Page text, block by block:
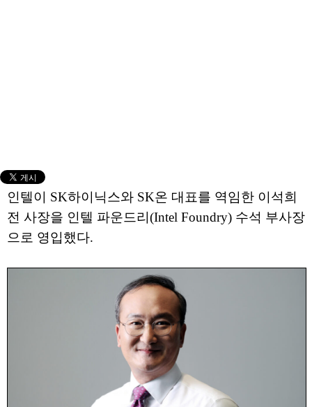
인텔이 SK하이닉스와 SK온 대표를 역임한 이석희
전 사장을 인텔 파운드리(Intel Foundry) 수석 부사장
으로 영입했다.